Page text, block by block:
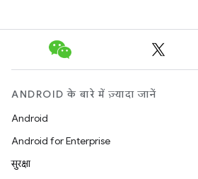
ANDROID के बारे में ज़्यादा जानें
Android
Android for Enterprise
सुरक्षा